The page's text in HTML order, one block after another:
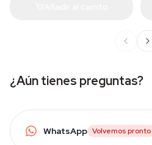
¿Aún tienes preguntas?
WhatsApp Volvemos pronto